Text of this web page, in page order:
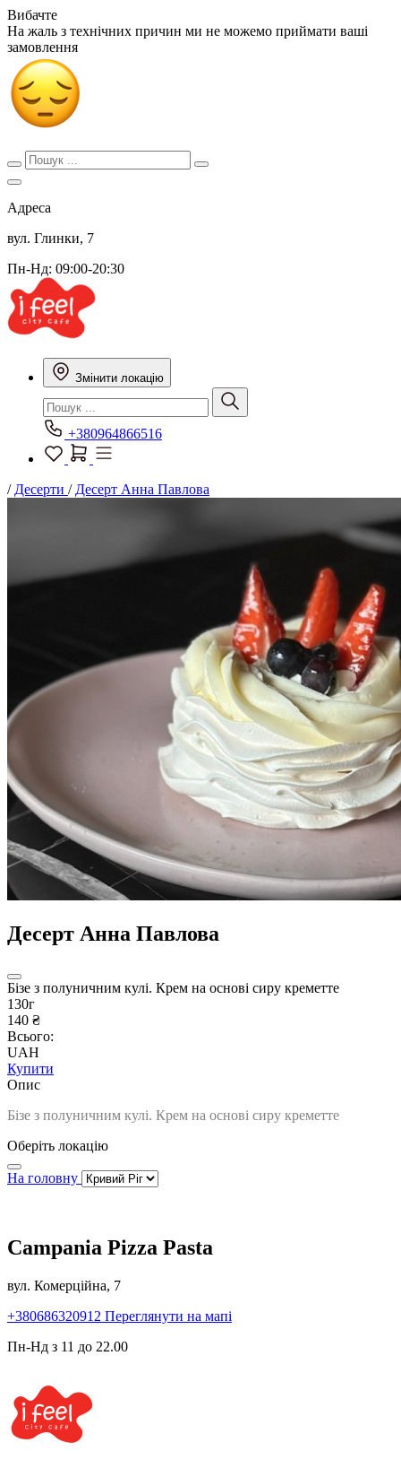
Вибачте
На жаль з технічних причин ми не можемо приймати ваші
замовлення
Адреса
вул. Глинки, 7
Пн-Нд: 09:00-20:30
Змінити локацію
+380964866516
/ Десерти / Десерт Анна Павлова
Десерт Анна Павлова
Бізе з полуничним кулі. Крем на основі сиру креметте
130г
140 ₴
Всього:
UAH
Купити
Опис
Бізе з полуничним кулі. Крем на основі сиру креметте
Оберіть локацію
На головну
Campania Pizza Pasta
вул. Комерційна, 7
+380686320912 Переглянути на мапі
Пн-Нд з 11 до 22.00